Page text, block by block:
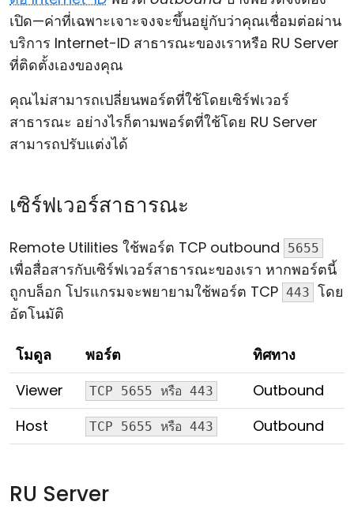
เปิด—ค่าที่เฉพาะเจาะจงจะขึ้นอยู่กับว่าคุณเชื่อมต่อผ่าน
บริการ Internet-ID สาธารณะของเราหรือ RU Server
ที่ติดตั้งเองของคุณ
คุณไม่สามารถเปลี่ยนพอร์ตที่ใช้โดยเซิร์ฟเวอร์
สาธารณะ อย่างไรก็ตามพอร์ตที่ใช้โดย RU Server
สามารถปรับแต่งได้
เซิร์ฟเวอร์สาธารณะ
Remote Utilities ใช้พอร์ต TCP outbound 5655
เพื่อสื่อสารกับเซิร์ฟเวอร์สาธารณะของเรา หากพอร์ตนี้
ถูกบล็อก โปรแกรมจะพยายามใช้พอร์ต TCP 443 โดย
อัตโนมัติ
โมดูล พอร์ต
ทิศทาง
Viewer
TCP 5655 หรือ 443
Outbound
Host
TCP 5655 หรือ 443 Outbound
RU Server